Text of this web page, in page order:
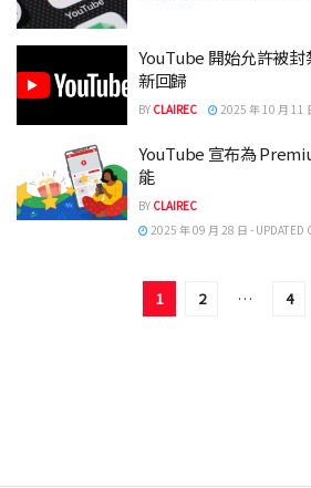
YouTube 開始允許被
新回歸
BY CLAIREC 2025 年 10 月 11
YouTube 宣布為
能
BY CLAIREC
2025 年 09 月 28 日 - UPDATED
1 2 … 4